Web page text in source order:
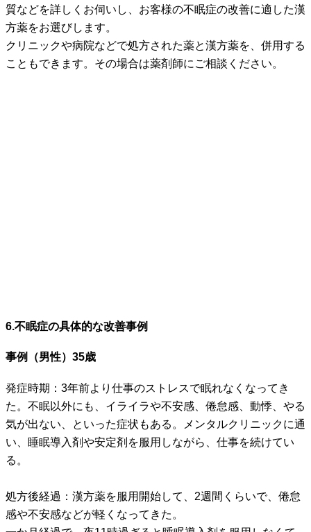
質などを詳しくお伺いし、お客様の不眠症の改善に適した漢
方薬をお選びします。
クリニックや病院などで処方された薬と漢方薬を、併用する
こともできます。その場合は薬剤師にご相談ください。
6.不眠症の具体的な改善事例
事例（男性）35歳
発症時期：3年前より仕事のストレスで眠れなくなってき
た。不眠以外にも、イライラや不安感、倦怠感、動悸、やる
気が出ない、といった症状もある。メンタルクリニックに通
い、睡眠導入剤や安定剤を服用しながら、仕事を続けてい
る。
処方後経過：漢方薬を服用開始して、2週間くらいで、倦怠
感や不安感などが軽くなってきた。